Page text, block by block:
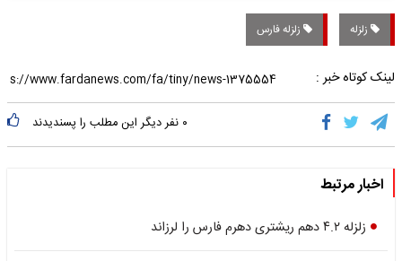
زلزله زلزله فارس
لینک کوتاه خبر :
۰ نفر دیگر این مطلب را پسندیدند
اخبار مرتبط
زلزله ۴.۲ دهم ریشتری دهرم فارس را لرزاند